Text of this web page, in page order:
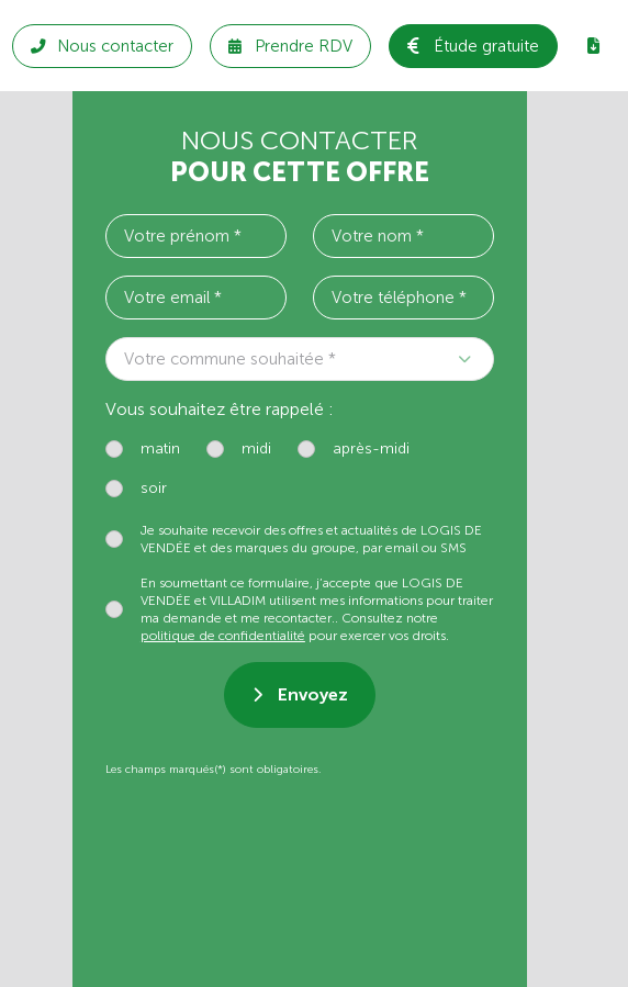
Nous contacter Prendre RDV Étude gratuite
NOUS CONTACTER
POUR CETTE OFFRE
Votre commune souhaitée *
Vous souhaitez être rappelé :
matin midi après-midi
soir
Je souhaite recevoir des offres et actualités de LOGIS DE
VENDÉE et des marques du groupe, par email ou SMS
En soumettant ce formulaire, j’accepte que LOGIS DE
VENDÉE et VILLADIM utilisent mes informations pour traiter
ma demande et me recontacter.. Consultez notre
politique de confidentialité pour exercer vos droits.
Envoyez
Les champs marqués(*) sont obligatoires.